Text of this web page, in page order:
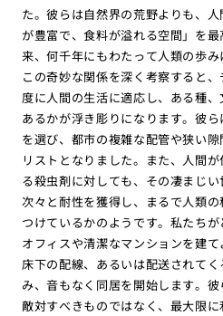
た。彼らは自然界の荒野よりも、
が豊富で、食料が溢れる空間」を
来、何千年にもわたって人類の歩み
この奇妙な関係を深く考察すると
度に人間の生活に適応し、ある種
あるかが浮き彫りになります。彼
を選び、都市の複雑な配管や狭い
リストとなりました。また、人間
る殺虫剤に対しても、その凄まじ
次々と耐性を獲得し、まるで人類
つけているかのようです。私たち
オフィスや清潔なマンションを建
床下の配線、あるいは配送されて
み、音もなく同居を開始します。
敵対すべきものではなく、最大限